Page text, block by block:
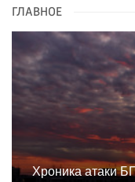
ГЛАВНОЕ
Хроника атаки